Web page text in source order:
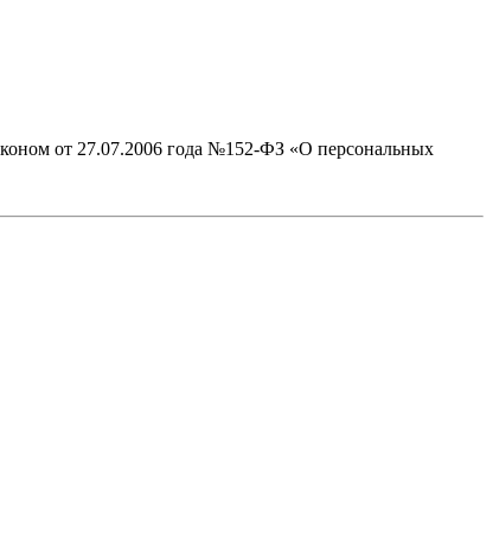
от 27.07.2006 года №152-ФЗ «О персональных